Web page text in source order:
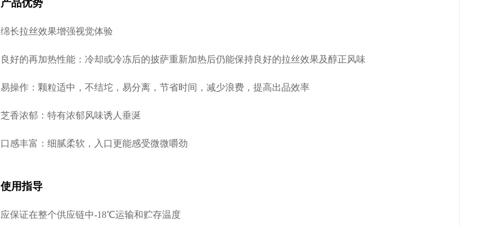
产品优势
绵长拉丝效果增强视觉体验
良好的再加热性能：冷却或冷冻后的披萨重新加热后仍能保持良好的拉丝效果及醇正风味
易操作：颗粒适中，不结坨，易分离，节省时间，减少浪费，提高出品效率
芝香浓郁：特有浓郁风味诱人垂涎
口感丰富：细腻柔软，入口更能感受微微嚼劲
使用指导
应保证在整个供应链中-18℃运输和贮存温度